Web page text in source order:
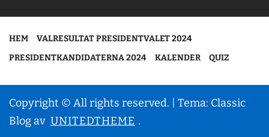
HEM
VALRESULTAT PRESIDENTVALET 2024
PRESIDENTKANDIDATERNA 2024
KALENDER QUIZ
Copyright © All rights reserved.
Tema: Classic
Blog av UNITEDTHEME .